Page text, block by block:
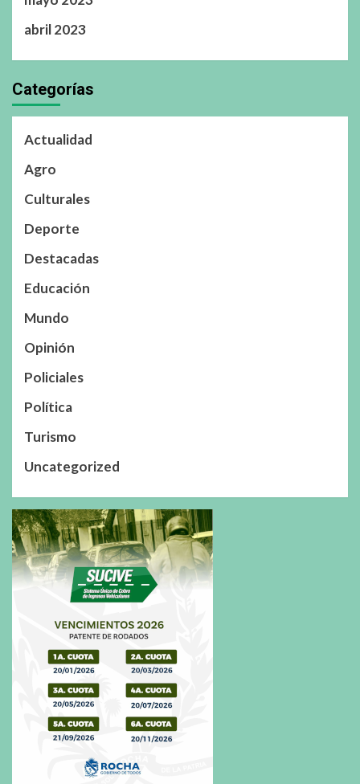
abril 2023
Categorías
Actualidad
Agro
Culturales
Deporte
Destacadas
Educación
Mundo
Opinión
Policiales
Política
Turismo
Uncategorized